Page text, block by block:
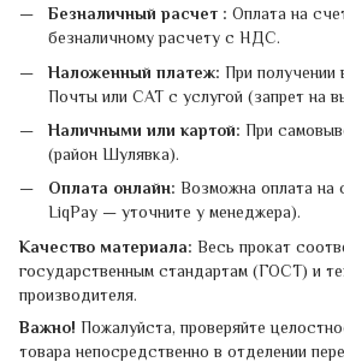
Безналичный расчет : Оплата на
безналичному расчету с НДС.
Наложенный платеж: При получении
Почты или САТ с услугой (запрет на
Наличными или картой: При
(район Шулявка).
Оплата онлайн: Возможна оплата на
LiqPay — уточните у менеджера).
Качество материала: Весь прокат
государственным стандартам (ГОСТ) и
производителя.
Важно! Пожалуйста, проверяйте
товара непосредственно в отделении